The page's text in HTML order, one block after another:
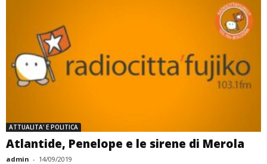
ATTUALITA' E POLITICA
Atlantide, Penelope e le sirene di Merola
admin - 14/09/2019